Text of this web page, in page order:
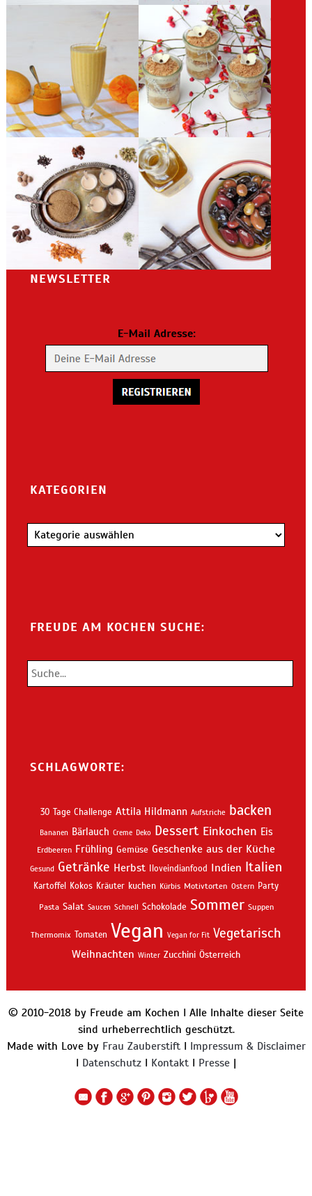
NEWSLETTER
KATEGORIEN
Kategorien
FREUDE AM KOCHEN SUCHE:
SCHLAGWORTE:
30 Tage Challenge Attila Hildmann Aufstriche backen
Bananen Bärlauch Creme Deko Dessert Einkochen Eis
Erdbeeren Frühling Gemüse Geschenke aus der Küche
Gesund Getränke Herbst Iloveindianfood Indien Italien
Kartoffel Kokos Kräuter kuchen Kürbis Motivtorten Ostern Party
Pasta Salat Saucen Schnell Schokolade Sommer Suppen
Thermomix Tomaten Vegan Vegan for Fit Vegetarisch
Weihnachten Winter Zucchini Österreich
© 2010-2018 by Freude am Kochen I Alle Inhalte dieser Seite
sind urheberrechtlich geschützt.
Made with Love by Frau ZauberstiftI Impressum & Disclaimer
I Datenschutz I KontaktI Presse |